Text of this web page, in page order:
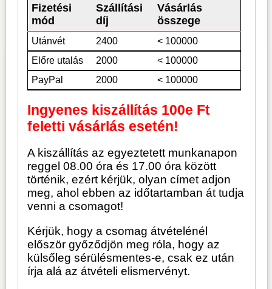
Fizetési
mód
Szállítási
díj
Vásárlás
összege
Utánvét 2400
< 100000
Előre utalás
2000
< 100000
PayPal
2000 < 100000
Ingyenes kiszállítás 100e Ft
feletti vásárlás esetén!
A kiszállítás az egyeztetett munkanapon
reggel 08.00 óra és 17.00 óra között
történik, ezért kérjük, olyan címet adjon
meg, ahol ebben az időtartamban át tudja
venni a csomagot!
Kérjük, hogy a csomag átvételénél
először győződjön meg róla, hogy az
külsőleg sérülésmentes-e, csak ez után
írja alá az átvételi elismervényt.